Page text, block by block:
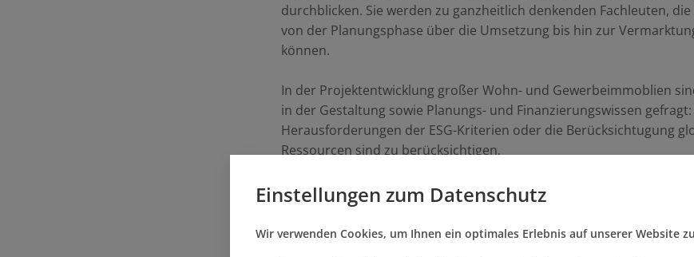
durchblicken. Sie werden zu ganzheitlich denkenden Fachleuten,
von der Planungsphase über die Umsetzung bis hin zur
können.
In der Projektentwicklung großer Wohn- und Gewerbeimmoblien
in der Gestaltung sowie Planungs- und Finanzierungswissen
Herausforderungen der ESG-Kriterien oder die Berücksichtugung
Ressourcen sind zu berücksichtigen.
Als interdisziplinäre Kenner ihres Fachs bieten sich den
Absolventen Karriereoptionen in Bauträgergesellschaften,
Immobilienunternehmen, Projektentwicklungsunternehmen,
Einstellungen zum Datenschutz
Wir verwenden Cookies, um Ihnen ein optimales Erlebnis auf unserer Website